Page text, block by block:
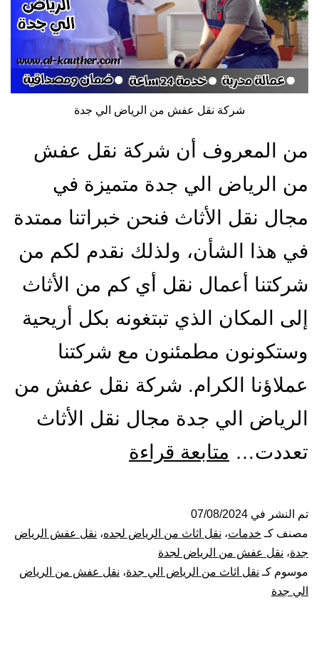
شركة نقل عفش من الرياض الي جدة
من المعروف أن شركة نقل عفش
من الرياض الي جدة متميزة في
مجال نقل الأثاث فنحن خبراتنا ممتدة
في هذا الشأن، ولذلك نقدم لكم من
شركتنا أعمال نقل أي كم من الأثاث
إلى المكان الذي تبتغونه بكل أريحية
وستكونون مطمئنون مع شركتنا
عملاؤنا الكرام. شركة نقل عفش من
الرياض الي جدة مجال نقل الأثاث
تعددت… متابعة قراءة
الرياض
تم النشر في 07/08/2024
مصنف كـ خدمات، نقل اثاث من الرياض لجده، نقل عفش الرياض
جدة، نقل عفش من الرياض لجدة
موسوم كـ نقل اثاث من الرياض الي جدة، نقل عفش من الرياض
الي جدة